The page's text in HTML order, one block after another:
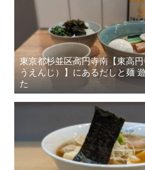
東京都杉並区高円寺南【東高円
うえんじ）】にあるだしと麺
た